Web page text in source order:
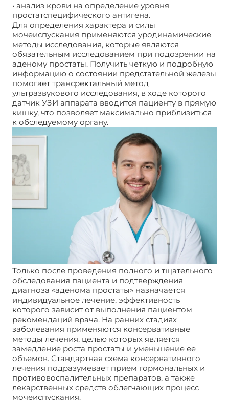
• анализ крови на определение уровня
простатспецифического антигена.
Для определения характера и силы
мочеиспускания применяются уродинамические
методы исследования, которые являются
обязательным исследованием при подозрении на
аденому простаты. Получить четкую и подробную
информацию о состоянии предстательной железы
помогает трансректальный метод
ультразвукового исследования, в ходе которого
датчик УЗИ аппарата вводится пациенту в прямую
кишку, что позволяет максимально приблизиться
к обследуемому органу.
Только после проведения полного и тщательного
обследования пациента и подтверждения
диагноза «аденома простаты» назначается
индивидуальное лечение, эффективность
которого зависит от выполнения пациентом
рекомендаций врача. На ранних стадиях
заболевания применяются консервативные
методы лечения, целью которых является
замедление роста простаты и уменьшение ее
объемов. Стандартная схема консервативного
лечения подразумевает прием гормональных и
противовоспалительных препаратов, а также
лекарственных средств облегчающих процесс
мочеиспускания.